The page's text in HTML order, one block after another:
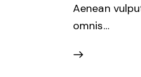
Aenean
omnis…